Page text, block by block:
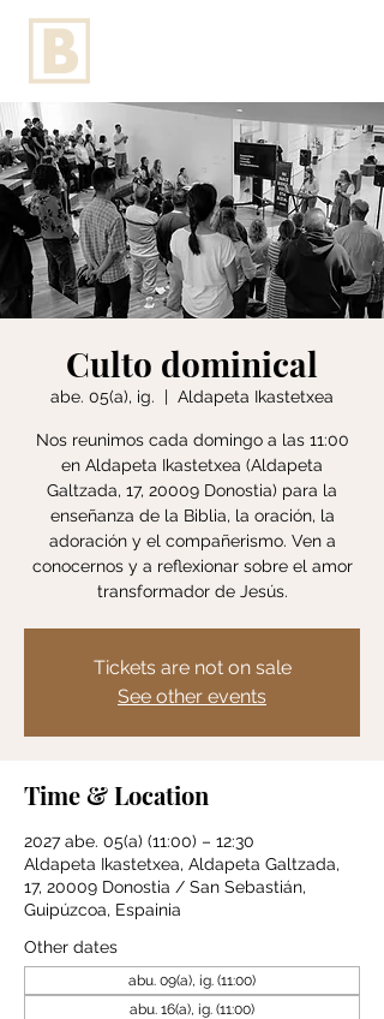
Culto dominical
abe. 05(a), ig.
  |
Aldapeta Ikastetxea
Nos reunimos cada domingo a las 11:00
en Aldapeta Ikastetxea (Aldapeta
Galtzada, 17, 20009 Donostia) para la
enseñanza de la Biblia, la oración, la
adoración y el compañerismo. Ven a
conocernos y a reflexionar sobre el amor
transformador de Jesús.
Tickets are not on sale
See other events
Time & Location
2027 abe. 05(a) (11:00) – 12:30
Aldapeta Ikastetxea, Aldapeta Galtzada,
17, 20009 Donostia / San Sebastián,
Guipúzcoa, Espainia
Other dates
abu. 09(a), ig. (11:00)
abu. 16(a), ig. (11:00)